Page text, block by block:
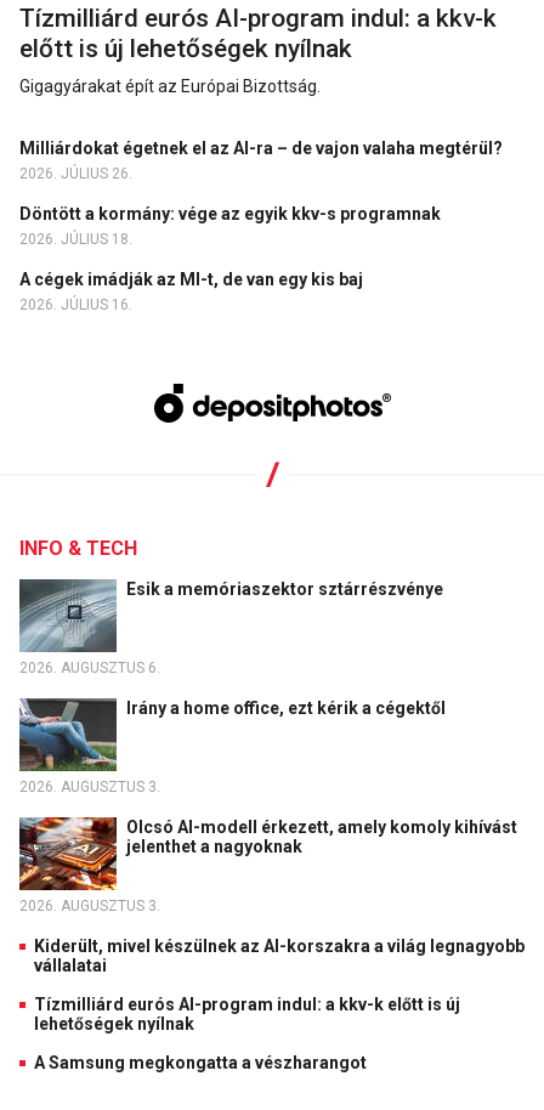
Tízmilliárd eurós AI-program indul: a kkv-k
előtt is új lehetőségek nyílnak
Gigagyárakat épít az Európai Bizottság.
Milliárdokat égetnek el az AI-ra – de vajon valaha megtérül?
2026. JÚLIUS 26.
Döntött a kormány: vége az egyik kkv-s programnak
2026. JÚLIUS 18.
A cégek imádják az MI-t, de van egy kis baj
2026. JÚLIUS 16.
INFO & TECH
Esik a memóriaszektor sztárrészvénye
2026. AUGUSZTUS 6.
Irány a home office, ezt kérik a cégektől
2026. AUGUSZTUS 3.
Olcsó AI-modell érkezett, amely komoly kihívást
jelenthet a nagyoknak
2026. AUGUSZTUS 3.
Kiderült, mivel készülnek az AI-korszakra a világ legnagyobb
vállalatai
Tízmilliárd eurós AI-program indul: a kkv-k előtt is új
lehetőségek nyílnak
A Samsung megkongatta a vészharangot